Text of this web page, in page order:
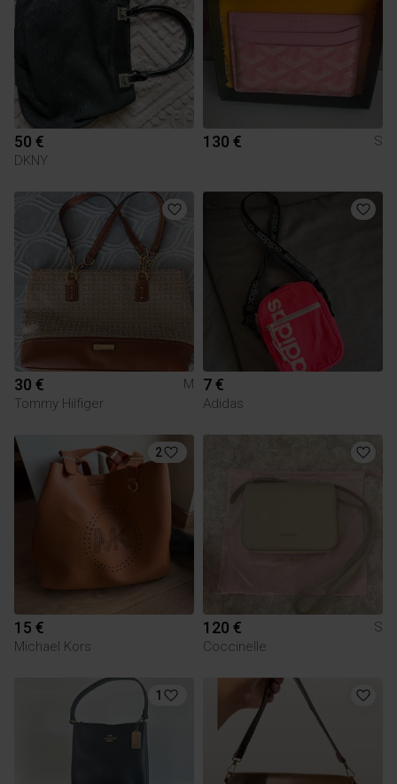
50 €
DKNY
130 € S
30 €
M
Tommy Hilfiger
7 €
Adidas
2
15 €
Michael Kors
120 €
S
Coccinelle
1